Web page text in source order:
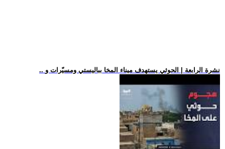
.. نشرة الرابعة | الحوثي يستهدف ميناء المخا بباليستي ومسيّرات و